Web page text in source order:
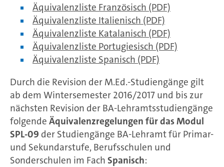
Äquivalenzliste Französisch (PDF)
Äquivalenzliste Italienisch (PDF)
Äquivalenzliste Katalanisch (PDF)
Äquivalenzliste Portugiesisch (PDF)
Äquivalenzliste Spanisch (PDF)
Durch die Revision der M.Ed.-Studiengänge gilt
ab dem Wintersemester 2016/2017 und bis zur
nächsten Revision der BA-Lehramtsstudiengänge
folgende Äquivalenzregelungen für das Modul
SPL-09 der Studiengänge BA-Lehramt für Primar-
und Sekundarstufe, Berufsschulen und
Sonderschulen im Fach Spanisch: